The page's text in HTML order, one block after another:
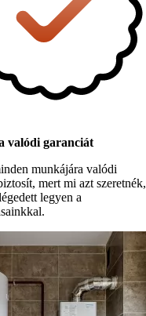
valódi garanciát
munkájára valódi
mert mi azt szeretnék,
legyen a